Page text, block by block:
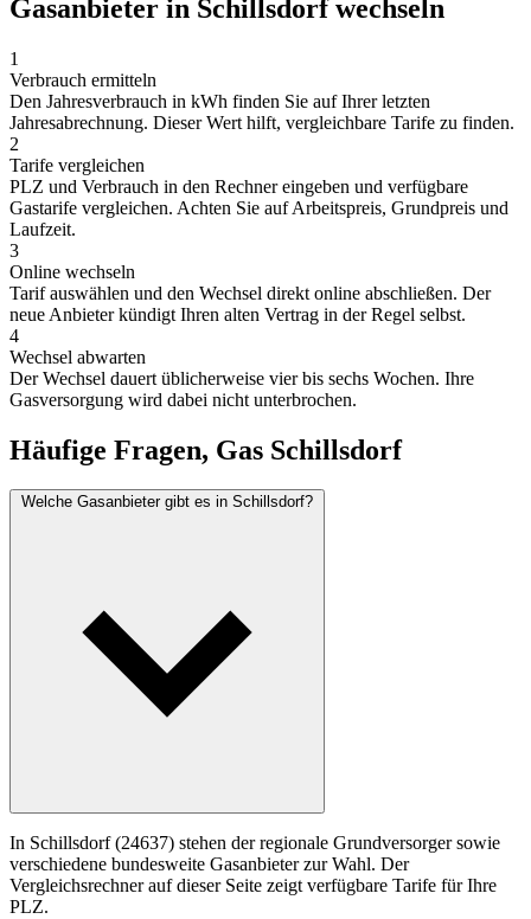
Gasanbieter in Schillsdorf wechseln
1
Verbrauch ermitteln
Den Jahresverbrauch in kWh finden Sie auf Ihrer letzten
Jahresabrechnung. Dieser Wert hilft, vergleichbare Tarife zu finden.
2
Tarife vergleichen
PLZ und Verbrauch in den Rechner eingeben und verfügbare
Gastarife vergleichen. Achten Sie auf Arbeitspreis, Grundpreis und
Laufzeit.
3
Online wechseln
Tarif auswählen und den Wechsel direkt online abschließen. Der
neue Anbieter kündigt Ihren alten Vertrag in der Regel selbst.
4
Wechsel abwarten
Der Wechsel dauert üblicherweise vier bis sechs Wochen. Ihre
Gasversorgung wird dabei nicht unterbrochen.
Häufige Fragen, Gas Schillsdorf
Welche Gasanbieter gibt es in Schillsdorf?
In Schillsdorf (24637) stehen der regionale Grundversorger sowie
verschiedene bundesweite Gasanbieter zur Wahl. Der
Vergleichsrechner auf dieser Seite zeigt verfügbare Tarife für Ihre
PLZ.